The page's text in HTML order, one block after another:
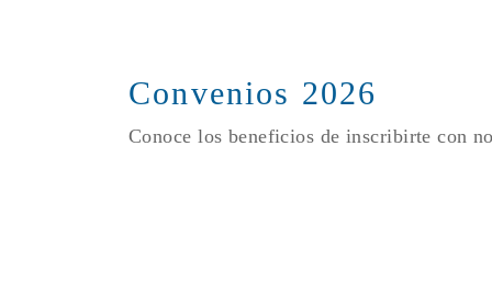
Convenios 2026
Conoce los beneficios de inscribirte con